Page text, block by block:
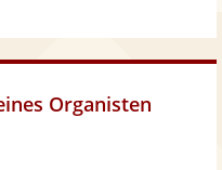
Organisten